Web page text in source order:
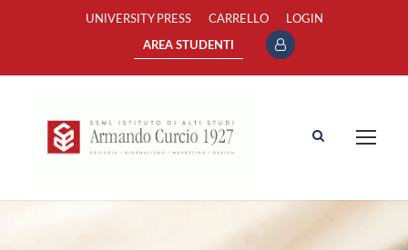
UNIVERSITY PRESS CARRELLO LOGIN
AREA STUDENTI